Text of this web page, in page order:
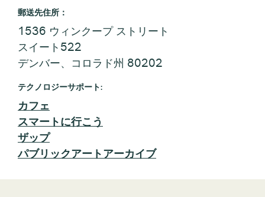
郵送先住所：
1536 ウィンクープ ストリート
スイート522
デンバー、コロラド州 80202
テクノロジーサポート:
カフェ
スマートに行こう
ザップ
パブリックアートアーカイブ